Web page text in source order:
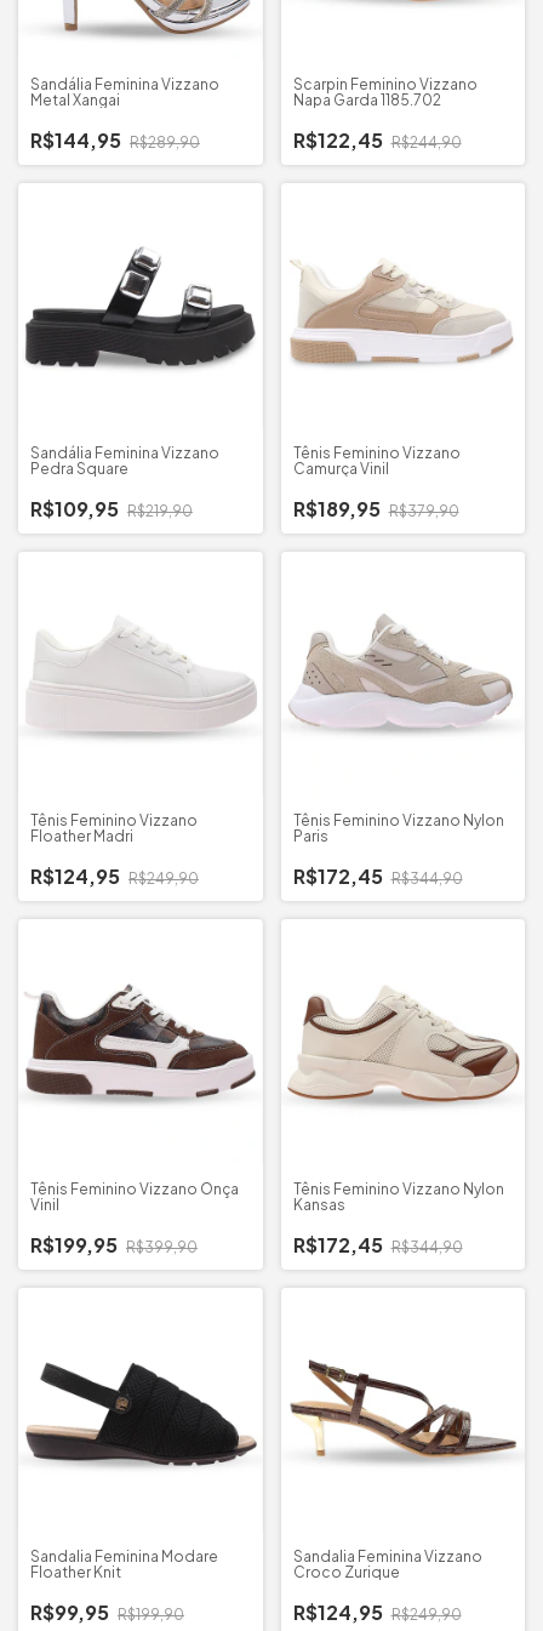
Sandália Feminina Vizzano
Metal Xangai
R$144,95 R$289,90
Scarpin Feminino Vizzano
Napa Garda 1185.702
R$122,45 R$244,90
Sandália Feminina Vizzano
Pedra Square
R$109,95 R$219,90
Tênis Feminino Vizzano
Camurça Vinil
R$189,95 R$379,90
Tênis Feminino Vizzano
Floather Madri
R$124,95 R$249,90
Tênis Feminino Vizzano Nylon
Paris
R$172,45 R$344,90
Tênis Feminino Vizzano Onça
Vinil
R$199,95 R$399,90
Tênis Feminino Vizzano Nylon
Kansas
R$172,45 R$344,90
Sandalia Feminina Modare
Floather Knit
R$99,95 R$199,90
Sandalia Feminina Vizzano
Croco Zurique
R$124,95 R$249,90